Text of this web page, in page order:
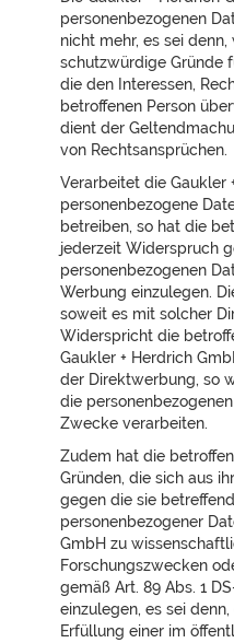
personenbezogenen
nicht mehr, es sei
schutzwürdige Gründe
die den Interessen,
betroffenen Person
dient der
von Rechtsansprüchen.
Verarbeitet die Gaukler
personenbezogene
betreiben, so hat die
jederzeit Widerspruch
personenbezogenen
Werbung einzulegen.
soweit es mit solcher
Widerspricht die
Gaukler + Herdrich
der Direktwerbung, so
die
Zwecke verarbeiten.
Zudem hat die
Gründen, die sich aus
gegen die sie
personenbezogener
GmbH zu
Forschungszwecken
gemäß Art. 89 Abs. 1
einzulegen, es sei
Erfüllung einer im